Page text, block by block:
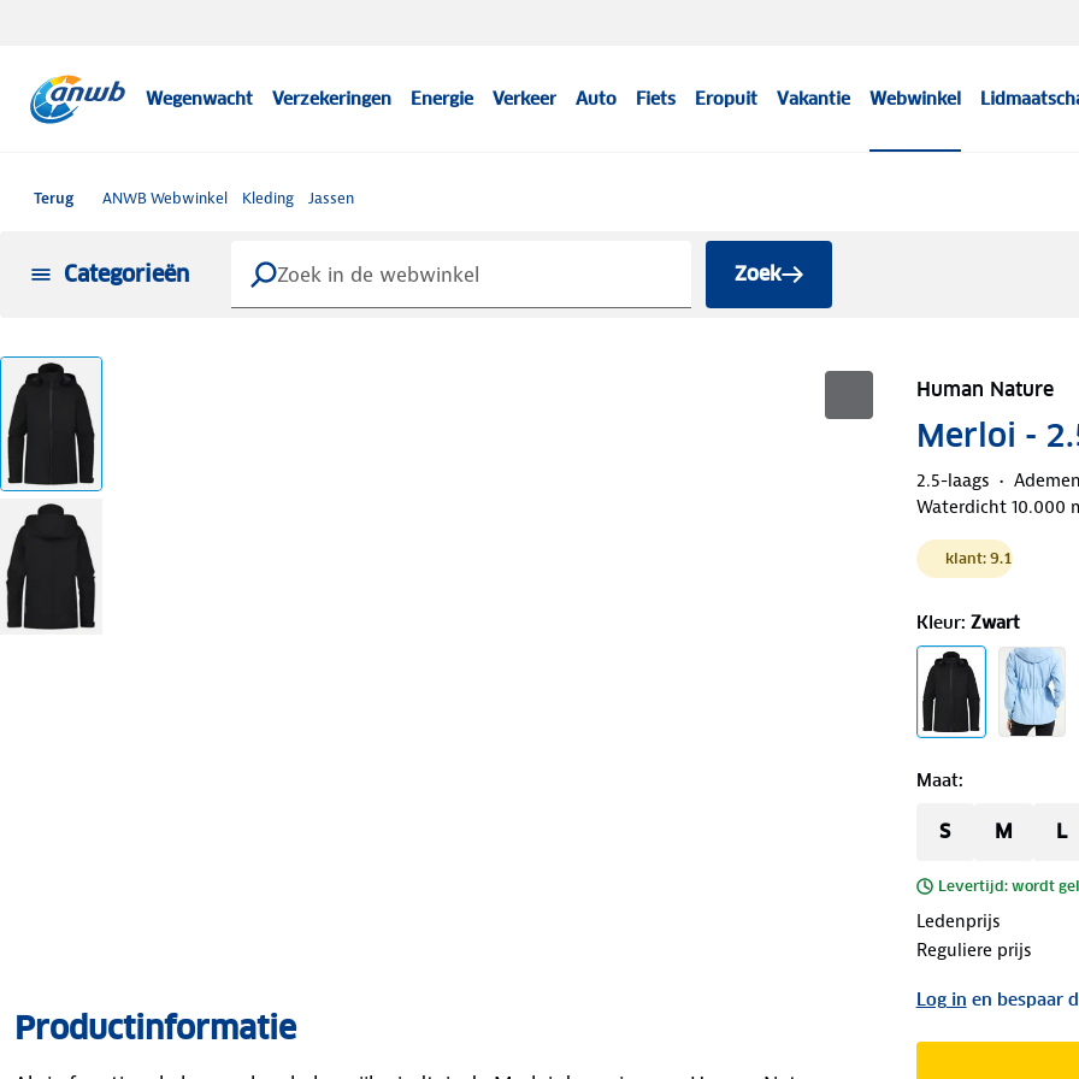
Wegenwacht Verzekeringen Energie Verkeer Auto Fiets Eropuit Vakantie Webwinkel
Terug ANWB Webwinkel Kleding Jassen
Categorieën Zoek
Human Nature
Merloi -
2.5-laags
Waterdicht 10.000
klant: 9.1
Kleur: Zwart
Maat:
S M L
Levertijd: wordt
Ledenprijs
Reguliere prijs
Log in en bespaar
Productinformatie